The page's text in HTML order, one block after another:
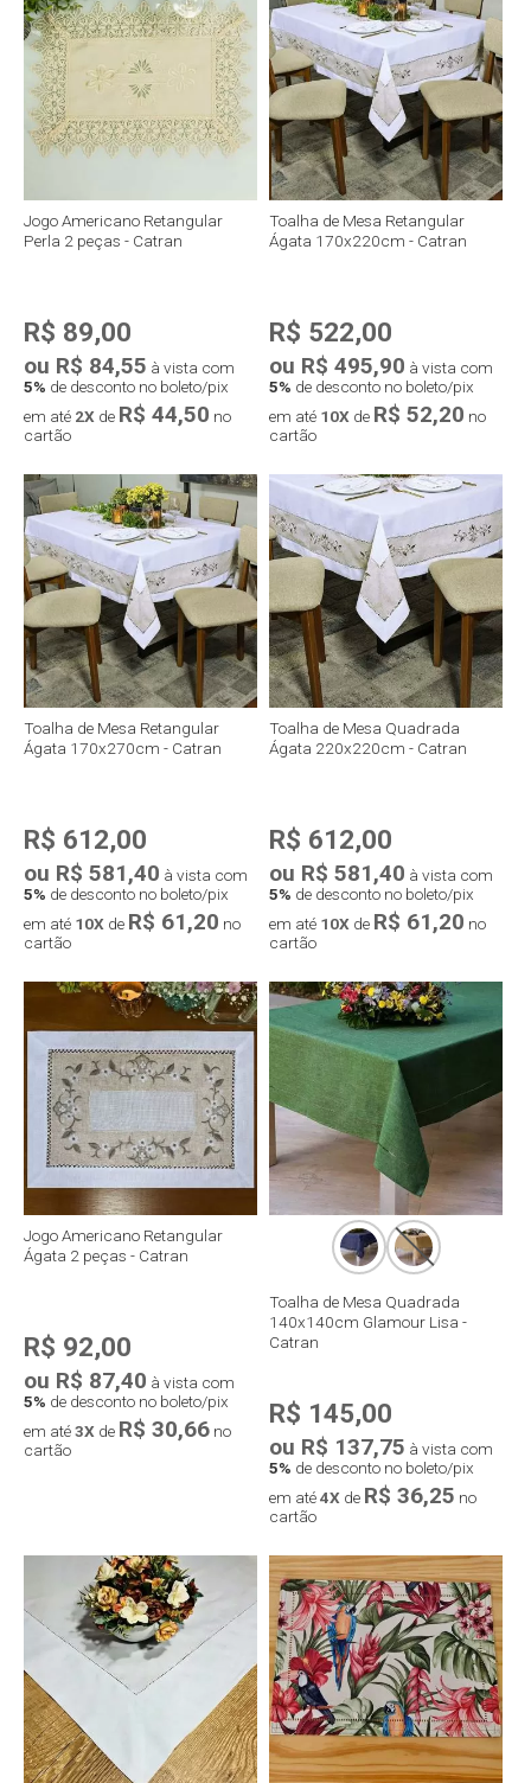
Compra rápida Compra rápida
Jogo Americano Retangular
Perla 2 peças - Catran
R$ 89,00
ou R$ 84,55 à vista com
5% de desconto no boleto/pix
em até 2X de R$ 44,50 no
cartão
Compra rápida
Toalha de Mesa Retangular
Ágata 170x220cm - Catran
R$ 522,00
ou R$ 495,90 à vista com
5% de desconto no boleto/pix
em até 10X de R$ 52,20 no
cartão
Compra rápida
Toalha de Mesa Retangular
Ágata 170x270cm - Catran
R$ 612,00
ou R$ 581,40 à vista com
5% de desconto no boleto/pix
em até 10X de R$ 61,20 no
cartão
Compra rápida
Toalha de Mesa Quadrada
Ágata 220x220cm - Catran
R$ 612,00
ou R$ 581,40 à vista com
5% de desconto no boleto/pix
em até 10X de R$ 61,20 no
cartão
Compra rápida
Jogo Americano Retangular
Ágata 2 peças - Catran
R$ 92,00
ou R$ 87,40 à vista com
5% de desconto no boleto/pix
em até3X de R$ 30,66 no
cartão
Compra rápida
Toalha de Mesa Quadrada
140x140cm Glamour Lisa -
Catran
R$ 145,00
ou R$ 137,75 à vista com
5% de desconto no boleto/pix
em até4X de R$ 36,25 no
cartão
Compra rápida